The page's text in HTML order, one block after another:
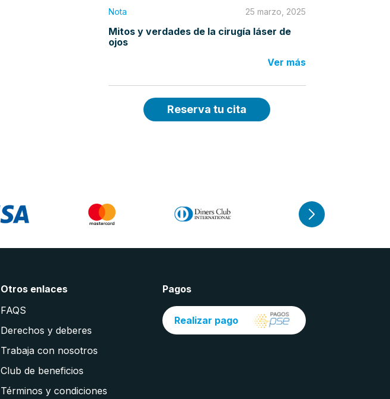
Nota 25 marzo, 2025
Mitos y verdades de la cirugía láser de
ojos
Ver más
Reserva tu cita
Otros enlaces
FAQS
Derechos y deberes
Trabaja con nosotros
Club de beneficios
Términos y condiciones
Pagos
Realizar pago